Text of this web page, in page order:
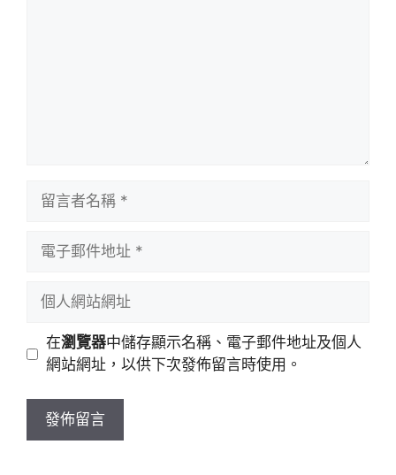
址
站
址
在瀏覽器中儲存顯示名稱、電子郵件地址及個人
網站網址，以供下次發佈留言時使用。